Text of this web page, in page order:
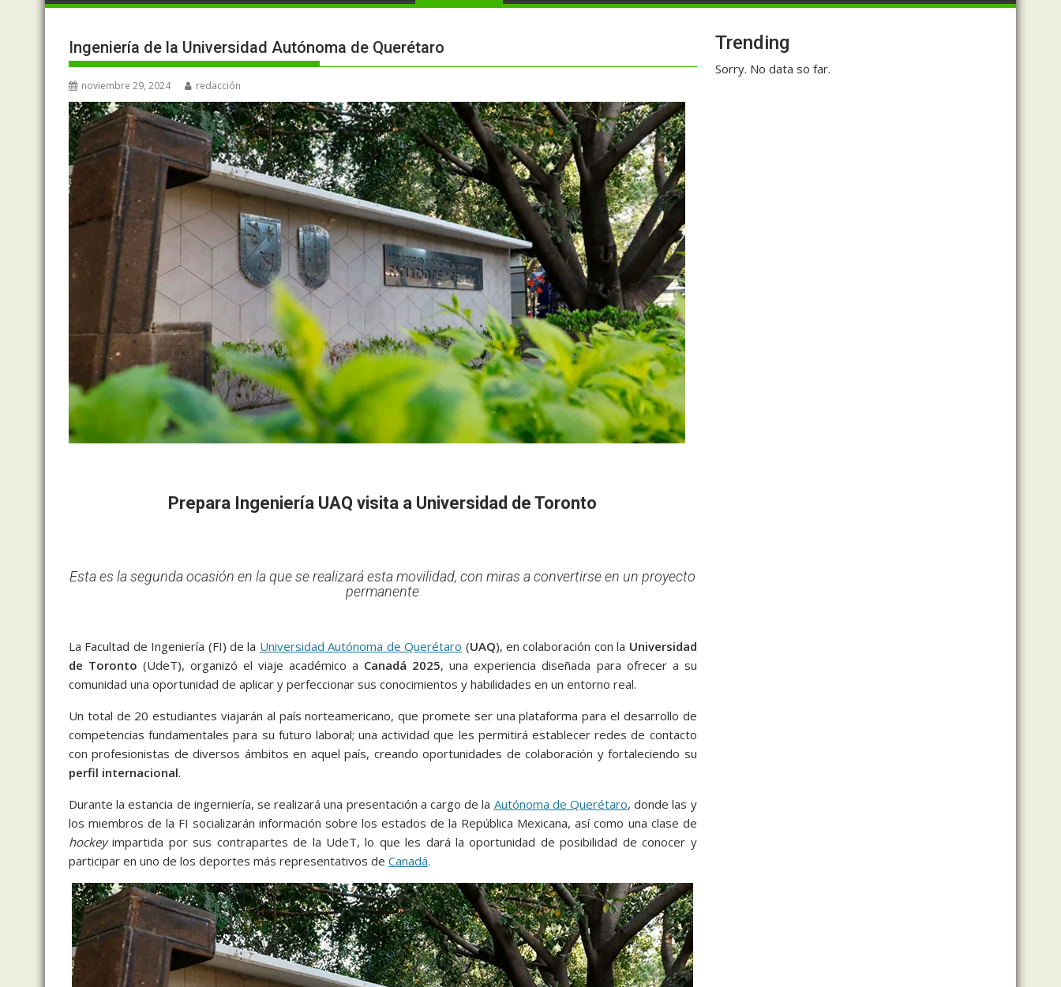
Ingeniería de la Universidad Autónoma de Querétaro
noviembre 29, 2024 redacción
Prepara Ingeniería UAQ visita a Universidad de Toronto
Esta es la segunda ocasión en la que se realizará esta movilidad, con miras a convertirse en un proyecto
permanente
La Facultad de Ingeniería (FI) de la Universidad Autónoma de Querétaro (UAQ), en colaboración con la Universidad
de Toronto (UdeT), organizó el viaje académico a Canadá 2025, una experiencia diseñada para ofrecer a su
comunidad una oportunidad de aplicar y perfeccionar sus conocimientos y habilidades en un entorno real.
Un total de 20 estudiantes viajarán al país norteamericano, que promete ser una plataforma para el desarrollo de
competencias fundamentales para su futuro laboral; una actividad que les permitirá establecer redes de contacto
con profesionistas de diversos ámbitos en aquel país, creando oportunidades de colaboración y fortaleciendo su
perfil internacional.
Durante la estancia de ingerniería, se realizará una presentación a cargo de la Autónoma de Querétaro, donde las y
los miembros de la FI socializarán información sobre los estados de la República Mexicana, así como una clase de
hockeyimpartida por sus contrapartes de la UdeT, lo que les dará la oportunidad de posibilidad de conocer y
participar en uno de los deportes más representativos de Canadá.
Trending
Sorry. No data so far.